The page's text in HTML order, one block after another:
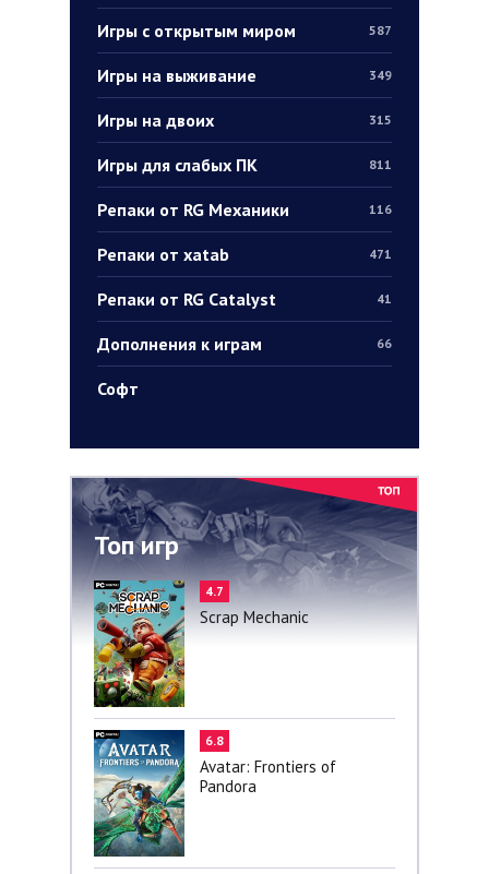
Игры с открытым миром 587
Игры на выживание 349
Игры на двоих 315
Игры для слабых ПК 811
Репаки от RG Механики 116
Репаки от xatab 471
Репаки от RG Catalyst 41
Дополнения к играм 66
Софт
Топ игр
4.7
Scrap Mechanic
6.8
Avatar: Frontiers of
Pandora